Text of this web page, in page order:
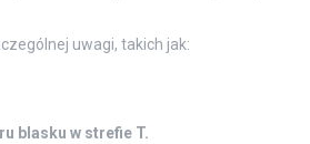
uwagi, takich jak:
blasku w strefie T.